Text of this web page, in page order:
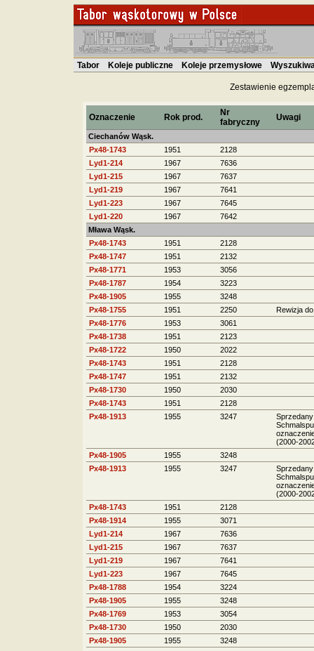
Tabor Koleje publiczne Koleje przemysłowe
Zestawienie
Oznaczenie Rok prod.
Nr
fabryczny
Uwagi
Ciechanów Wąsk.
Px48-1743
1951
2128
Lyd1-214
1967
7636
Lyd1-215
1967
7637
Lyd1-219
1967
7641
Lyd1-223
1967
7645
Lyd1-220
1967
7642
Mława Wąsk.
Px48-1743
1951
2128
Px48-1747
1951
2132
Px48-1771
1953
3056
Px48-1787
1954
3223
Px48-1905
1955
3248
Px48-1755
1951 2250
Rewizja
Px48-1776
1953
3061
Px48-1738
1951
2123
Px48-1722
1950
2022
Px48-1743
1951
2128
Px48-1747
1951
2132
Px48-1730
1950
2030
Px48-1743
1951
2128
Px48-1913
1955 3247
(2000-
Px48-1905
1955
3248
Px48-1913
1955 3247
(2000-
Px48-1743
1951
2128
Px48-1914
1955
3071
Lyd1-214
1967
7636
Lyd1-215
1967
7637
Lyd1-219
1967
7641
Lyd1-223
1967
7645
Px48-1788
1954
3224
Px48-1905
1955
3248
Px48-1769
1953
3054
Px48-1730
1950
2030
Px48-1905
1955
3248